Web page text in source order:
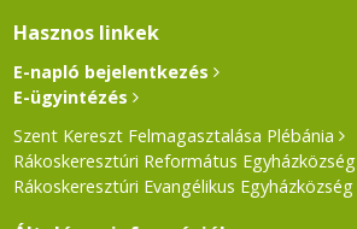
Hasznos linkek
E-napló bejelentkezés
E-ügyintézés
Szent Kereszt Felmagasztalása Plébánia
Rákoskeresztúri Református Egyházközség
Rákoskeresztúri Evangélikus Egyházközség